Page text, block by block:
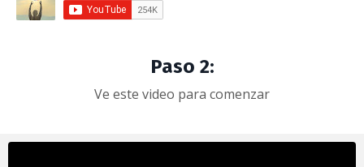
Paso 2:
Ve este video para comenzar